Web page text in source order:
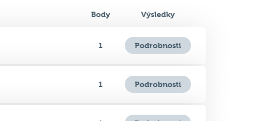
Podrobnosti
1 Podrobnosti
1 Podrobnosti